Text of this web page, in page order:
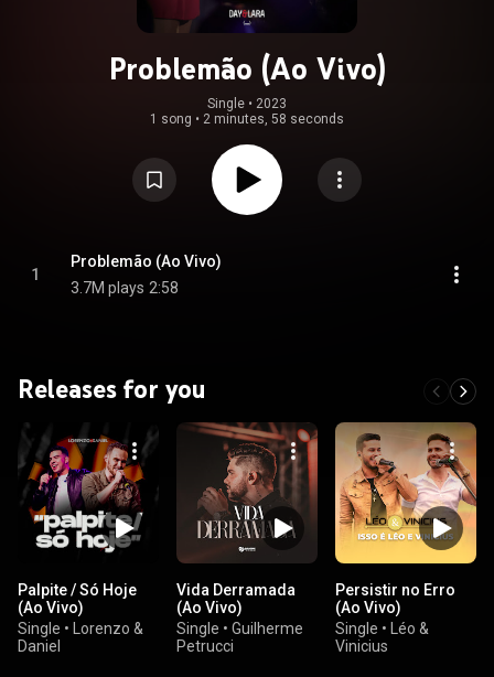
Problemão (Ao Vivo)
Single • 2023
1 song • 2 minutes, 58 seconds
1
Problemão (Ao Vivo)
3.7M plays 2:58
Releases for you
Palpite / Só Hoje
(Ao Vivo)
Single •
Lorenzo &
Daniel
Vida Derramada
(Ao Vivo)
Single • Guilherme
Petrucci
Persistir no Erro
(Ao Vivo)
Single •
Léo &
Vinicius